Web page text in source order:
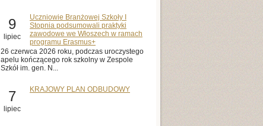
9
lipiec
Uczniowie Branżowej Szkoły I
Stopnia podsumowali praktyki
zawodowe we Włoszech w ramach
programu Erasmus+
26 czerwca 2026 roku, podczas uroczystego
apelu kończącego rok szkolny w Zespole
Szkół im. gen. N...
7
lipiec
KRAJOWY PLAN ODBUDOWY